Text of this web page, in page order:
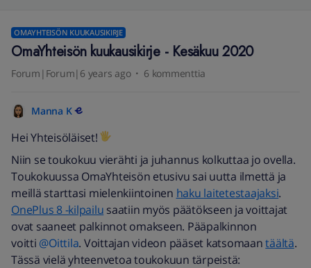
OMAYHTEISÖN KUUKAUSIKIRJE
OmaYhteisön kuukausikirje - Kesäkuu 2020
Forum|Forum|6 years ago 6 kommenttia
Manna K
Hei Yhteisöläiset!
Niin se toukokuu vierähti ja juhannus kolkuttaa jo ovella.
Toukokuussa OmaYhteisön etusivu sai uutta ilmettä ja
meillä starttasi mielenkiintoinen haku laitetestaajaksi.
OnePlus 8 -kilpailu saatiin myös päätökseen ja voittajat
ovat saaneet palkinnot omakseen. Pääpalkinnon
voitti @Oittila. Voittajan videon pääset katsomaantäältä.
Tässä vielä yhteenvetoa toukokuun tärpeistä: